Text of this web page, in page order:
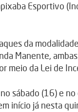
Esportivo
da
Manente,
meio da Lei de
sábado (16) e
início já nesta